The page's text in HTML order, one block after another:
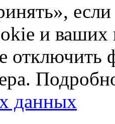
если
и
отключить
данных